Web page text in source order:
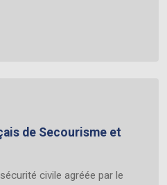
de Secourisme et
civile agréée par le